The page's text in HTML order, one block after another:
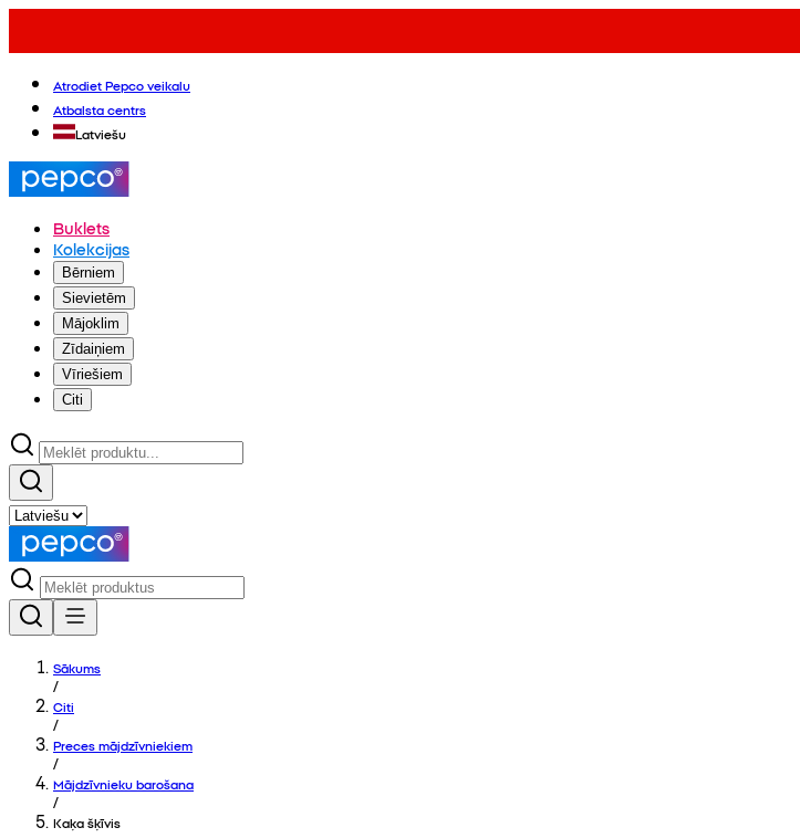
Atrodiet Pepco veikalu
Atbalsta centrs
Latviešu
Buklets
Kolekcijas
Bērniem
Sievietēm
Mājoklim
Zīdaiņiem
Vīriešiem
Citi
Sākums
/
Citi
/
Preces mājdzīvniekiem
/
Mājdzīvnieku barošana
/
Kaķa šķīvis